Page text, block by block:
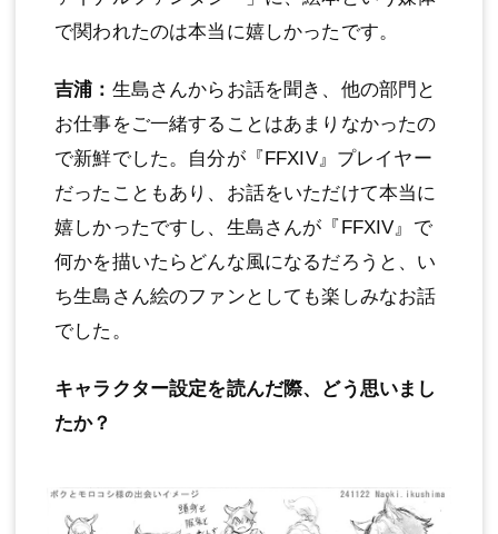
で関われたのは本当に嬉しかったです。
吉浦： 生島さんからお話を聞き、他の部門と
お仕事をご一緒することはあまりなかったの
で新鮮でした。自分が『FFXIV』プレイヤー
だったこともあり、お話をいただけて本当に
嬉しかったですし、生島さんが『FFXIV』で
何かを描いたらどんな風になるだろうと、い
ち生島さん絵のファンとしても楽しみなお話
でした。
キャラクター設定を読んだ際、どう思いまし
たか？